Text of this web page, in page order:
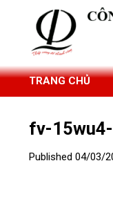
TRANG CHỦ
fv-
Published 04/03/